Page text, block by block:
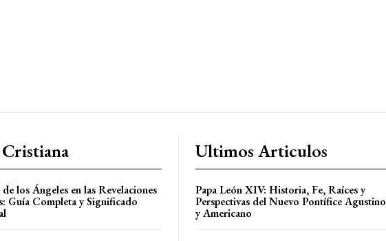
de los Ángeles en las Revelaciones
Guía Completa y Significado
Ultimos Articulos
Papa León XIV: Historia, Fe, Raíces y
Perspectivas del Nuevo Pontífice Agustino
y Americano